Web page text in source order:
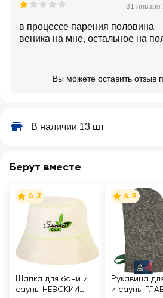
31 января
в процессе парения половина
веника на мне, остальное на
Вы можете оставить отзыв
В наличии 13 шт
Берут вместе
4.2
Шапка для бани и
сауны НЕВСКИЙ
4.9
Рукавица
и сауны